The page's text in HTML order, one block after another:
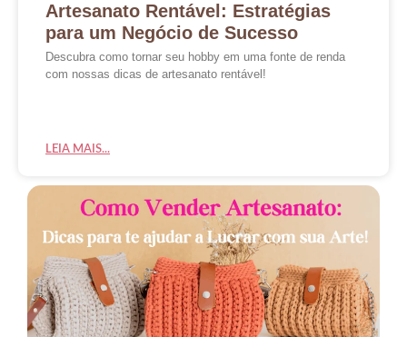
Artesanato Rentável: Estratégias
para um Negócio de Sucesso
Descubra como tornar seu hobby em uma fonte de renda
com nossas dicas de artesanato rentável!
LEIA MAIS...